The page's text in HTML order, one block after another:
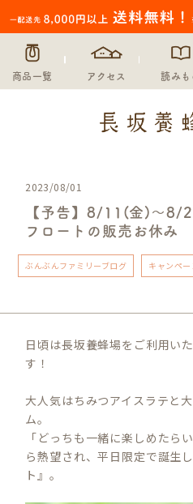
商品一覧 アクセス 読みも
2023/08/01
【予告】8/11(金)～8/
フロートの販売お休み
ぶんぶんファミリーブログ キャンペ
日頃は長坂養蜂場をご利用い
す！
大人気はちみつアイスラテと
ム。
「どっちも一緒に楽しめた
ら熱望され、平日限定で誕生
ト』。